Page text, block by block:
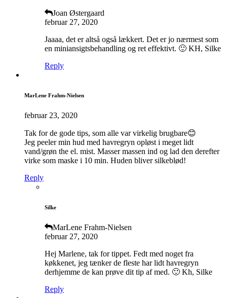
Joan Østergaard
februar 27, 2020
Jaaaa, det er altså også lækkert. Det er jo nærmest som
en miniansigtsbehandling og ret effektivt. 🙂 KH, Silke
Reply
MarLene Frahm-Nielsen
februar 23, 2020
Tak for de gode tips, som alle var virkelig brugbare😊
Jeg peeler min hud med havregryn opløst i meget lidt
vand/grøn the el. mist. Masser massen ind og lad den derefter
virke som maske i 10 min. Huden bliver silkeblød!
Reply
Silke
MarLene Frahm-Nielsen
februar 27, 2020
Hej Marlene, tak for tippet. Fedt med noget fra
køkkenet, jeg tænker de fleste har lidt havregryn
derhjemme de kan prøve dit tip af med. 🙂 Kh, Silke
Reply